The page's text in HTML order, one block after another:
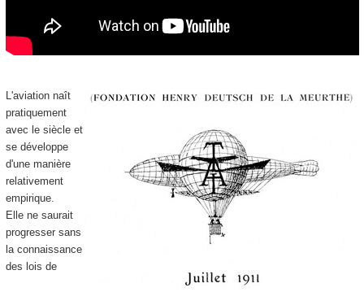
L'aviation naît
pratiquement
avec le siècle et
se développe
d'une manière
relativement
empirique.
Elle ne saurait
progresser sans
la connaissance
des lois de